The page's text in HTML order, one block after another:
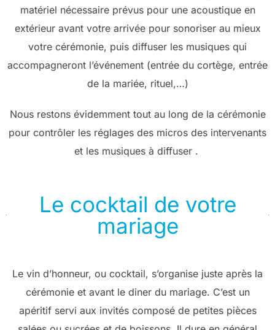
matériel nécessaire prévus pour une acoustique en
extérieur avant votre arrivée pour sonoriser au mieux
votre cérémonie, puis diffuser les musiques qui
accompagneront l’événement (entrée du cortège, entrée
de la mariée, rituel,…)
Nous restons évidemment tout au long de la cérémonie
pour contrôler les réglages des micros des intervenants
et les musiques à diffuser .
Le cocktail de votre
mariage
Le vin d’honneur, ou cocktail, s’organise juste après la
cérémonie et avant le diner du mariage. C’est un
apéritif servi aux invités composé de petites pièces